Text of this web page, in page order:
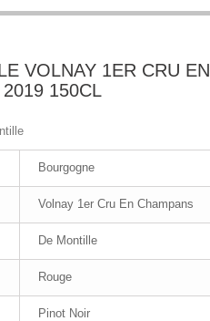
VOLNAY 1ER CRU EN
150CL
Bourgogne
Volnay 1er Cru En Champans
De Montille
Rouge
Pinot Noir